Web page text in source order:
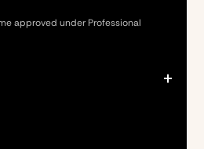
approved under Professional